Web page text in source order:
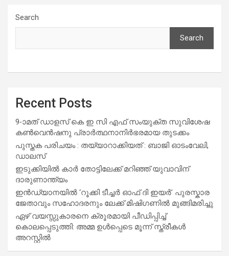
Search
Search
Recent Posts
9-ാമത് ഡാളസ് കെ ഇ സി എഫ് സംയുക്ത സുവിശേഷ
കൺവെൻഷനു പ്രാർത്ഥനാനിർഭരമായ തുടക്കം
പുസ്തക പരിചയം : തയ്യാറാക്കിയത് : ബാജി ഓടംവേലി,
ഡാലസ്
ഇടുക്കിയിൽ കാർ തോട്ടിലേക്ക് മറിഞ്ഞ് യുവാവിന്
ദാരുണാന്ത്യം
ഇൻഡ്യാനയിൽ ‘റൂക്കി ടീച്ചർ ഓഫ് ദി ഇയർ’ പുരസ്കാര
ജേതാവും സഹോദരനും ലേക്ക് മിഷിഗണിൽ മുങ്ങിമരിച്ചു
ഏഴ് വയസ്സുകാരനെ ക്രൂരമായി പീഡിപ്പിച്ച്
കൊലപ്പെടുത്തി: അമ്മ ഉൾപ്പെടെ മൂന്ന് സ്ത്രീകൾ
അറസ്റ്റിൽ